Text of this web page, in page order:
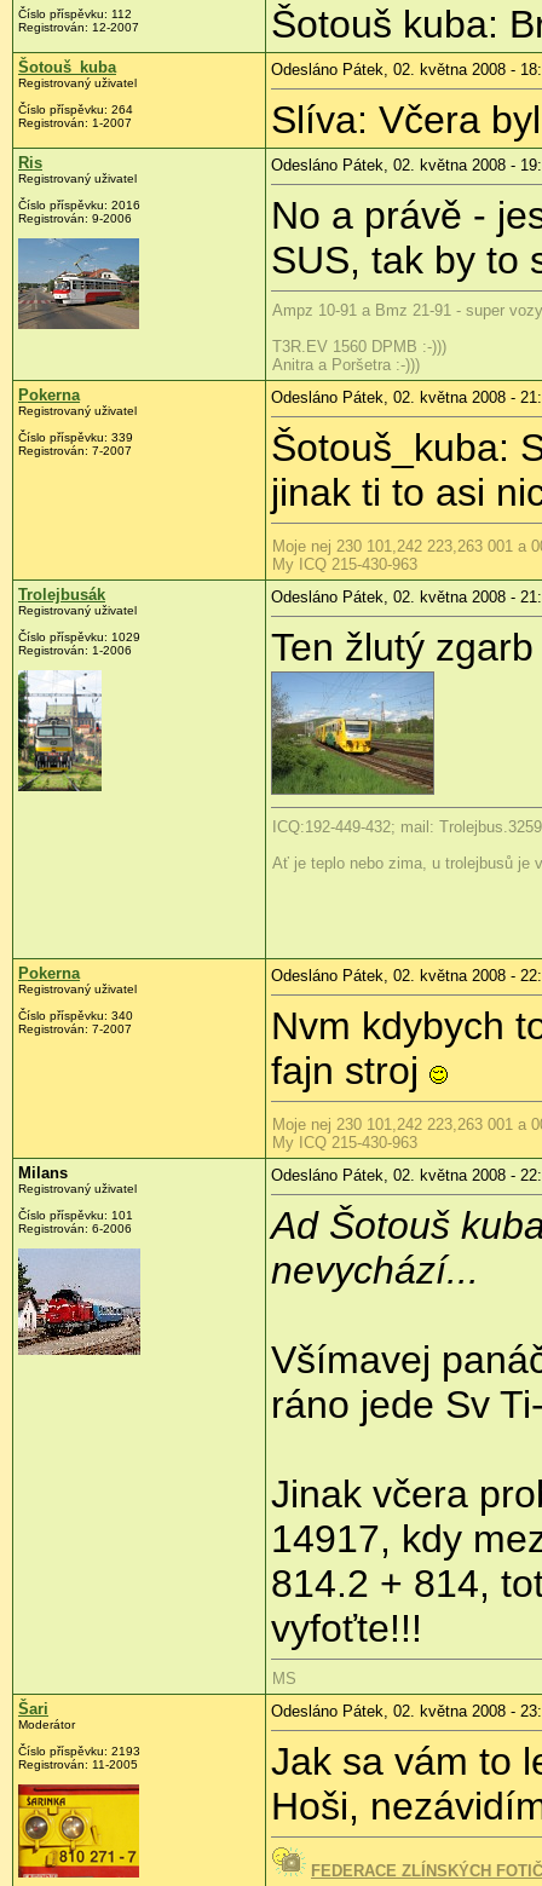
Číslo příspěvku: 112
Registrován: 12-2007 Šotouš kuba:
Šotouš_kuba
Registrovaný uživatel
Číslo příspěvku: 264
Registrován: 1-2007
Odesláno Pátek, 02. května 2008 -
Slíva: Včera
Ris
Registrovaný uživatel
Číslo příspěvku: 2016
Registrován: 9-2006
Odesláno Pátek, 02. května 2008 -
No a právě -
SUS, tak by to
Ampz 10-91 a Bmz 21-91 - super vozy
T3R.EV 1560 DPMB :-)))
Anitra a Poršetra :-)))
Pokerna
Registrovaný uživatel
Číslo příspěvku: 339
Registrován: 7-2007
Odesláno Pátek, 02. května 2008 -
Šotouš_kuba:
jinak ti to asi
Moje nej 230 101,242 223,263 001 a
My ICQ 215-430-963
Trolejbusák
Registrovaný uživatel
Číslo příspěvku: 1029
Registrován: 1-2006
Odesláno Pátek, 02. května 2008 -
Ten žlutý
ICQ:192-449-432; mail:
Ať je teplo nebo zima, u trolejbusů je
Pokerna
Registrovaný uživatel
Číslo příspěvku: 340
Registrován: 7-2007
Odesláno Pátek, 02. května 2008 -
Nvm kdybych
fajn stroj
Moje nej 230 101,242 223,263 001 a
My ICQ 215-430-963
Milans
Registrovaný uživatel
Číslo příspěvku: 101
Registrován: 6-2006
Odesláno Pátek, 02. května 2008 -
Ad Šotouš
nevychází...
Všímavej
ráno jede Sv
Jinak včera
14917, kdy
814.2 + 814,
vyfoťte!!!
MS
Šari
Moderátor
Číslo příspěvku: 2193
Registrován: 11-2005
Odesláno Pátek, 02. května 2008 -
Jak sa vám to
Hoši,
FEDERACE ZLÍNSKÝCH